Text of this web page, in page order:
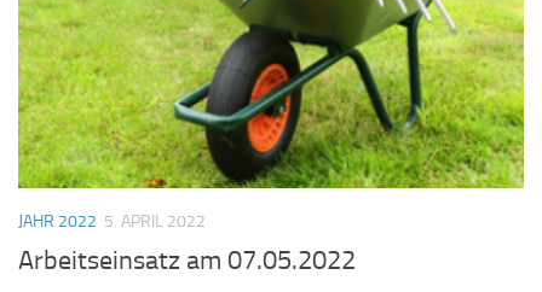
JAHR 2022 5. APRIL 2022
Arbeitseinsatz am 07.05.2022